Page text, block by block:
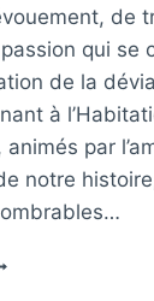
de
qui se
de la
à
par
notre